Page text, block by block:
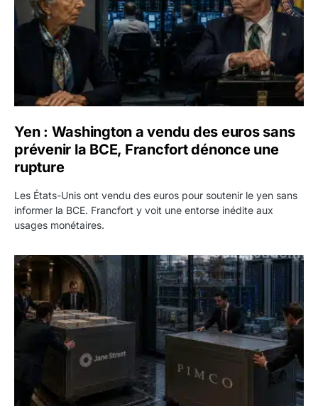
Yen : Washington a vendu des euros sans
prévenir la BCE, Francfort dénonce une
rupture
Les États-Unis ont vendu des euros pour soutenir le yen sans
informer la BCE. Francfort y voit une entorse inédite aux
usages monétaires.
Jane Street négocie le transfert de 11 milliards de